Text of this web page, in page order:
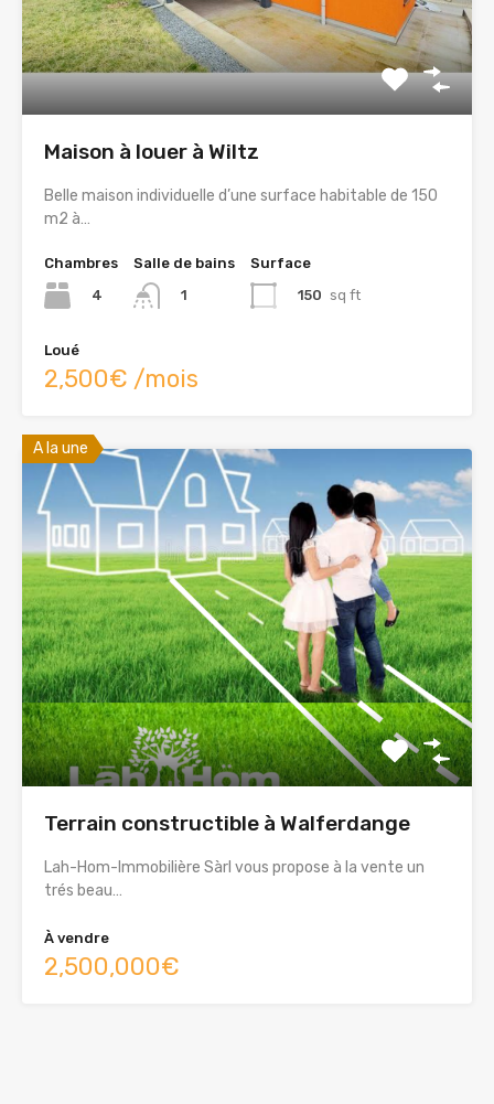
Maison à louer à Wiltz
Belle maison individuelle d’une surface habitable de 150
m2 à…
Chambres
4
Salle de bains
1
Surface
150 sq ft
Loué
2,500€ /mois
A la une
Terrain constructible à Walferdange
Lah-Hom-Immobilière Sàrl vous propose à la vente un
trés beau…
À vendre
2,500,000€